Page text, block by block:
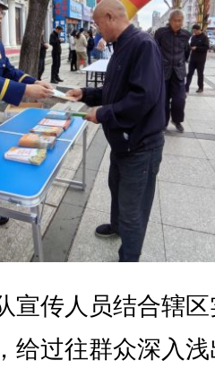
传人员结合辖区
给过往群众深入